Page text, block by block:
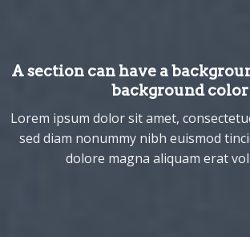
A section can have a
background color
Lorem ipsum dolor sit amet,
sed diam nonummy nibh euismod
dolore magna aliquam erat